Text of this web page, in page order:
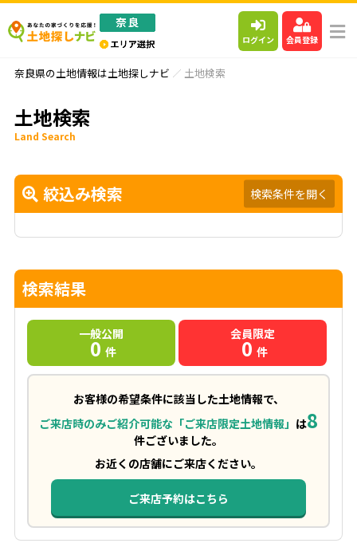
ログイン 会員登録
奈良県の土地情報は土地探しナビ 土地検索
土地検索
Land Search
絞込み検索 検索条件を開く
検索結果
一般公開
0 件
会員限定
0 件
お客様の希望条件に該当した土地情報で、
ご来店時のみご紹介可能な「ご来店限定土地情報」 は8
件ございました。
お近くの店舗にご来店ください。
ご来店予約はこちら